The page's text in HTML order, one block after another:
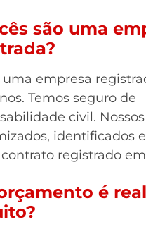
são uma
uma empresa
Temos seguro de
civil.
identificados
contrato registrado
é